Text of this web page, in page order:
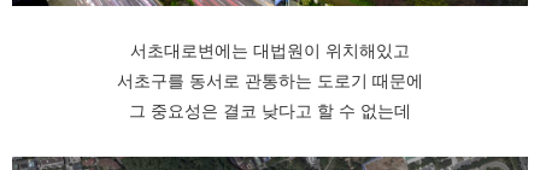
서초대로변에는 대법원이 위치해있고
서초구를 동서로 관통하는 도로기 때문에
그 중요성은 결코 낮다고 할 수 없는데